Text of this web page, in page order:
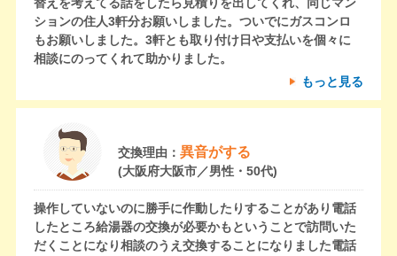
ションの住人3軒分お願いしました。ついでにガスコンロ
もお願いしました。3軒とも取り付け日や支払いを個々に
相談にのってくれて助かりました。
もっと見る
交換理由： 異音がする
(大阪府大阪市／男性・50代)
操作していないのに勝手に作動したりすることがあり電話
したところ給湯器の交換が必要かもということで訪問いた
だくことになり相談のうえ交換することになりました電話